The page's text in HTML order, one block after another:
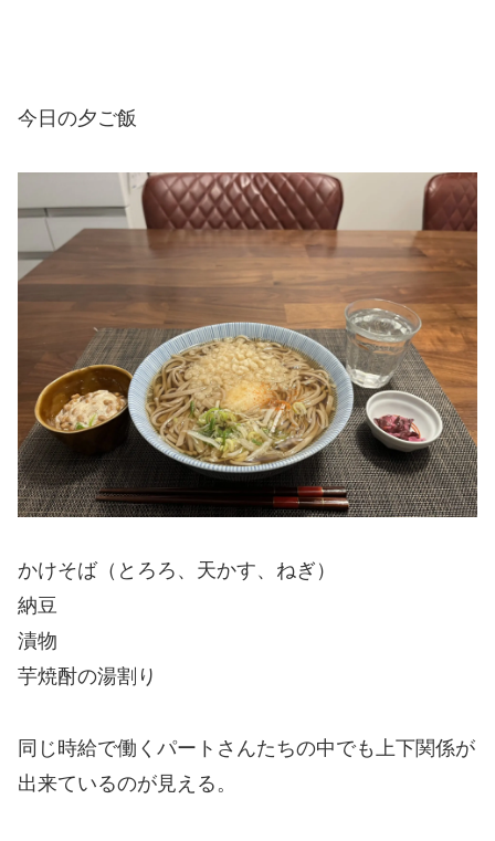
今日の夕ご飯
かけそば（とろろ、天かす、ねぎ）
納豆
漬物
芋焼酎の湯割り
同じ時給で働くパートさんたちの中でも上下関係が
出来ているのが見える。